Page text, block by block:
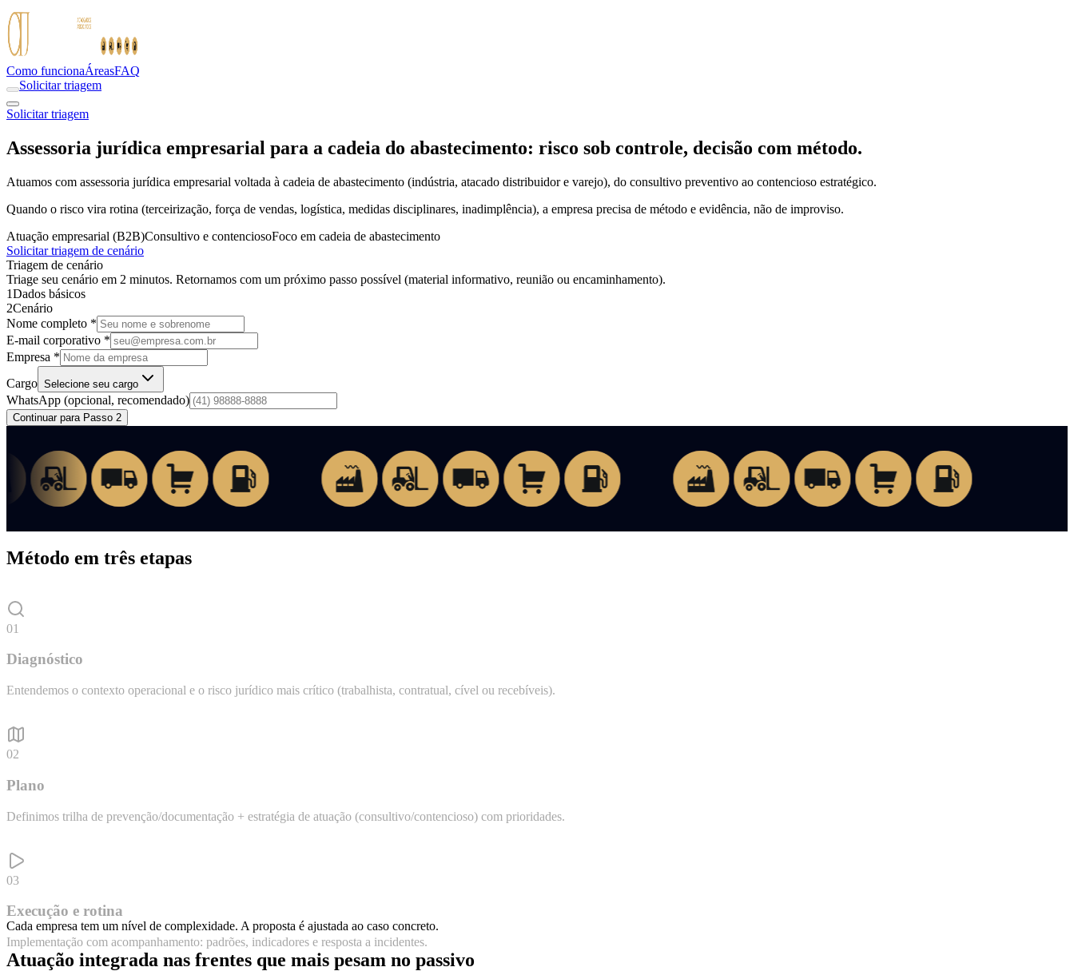
Como funcionaÁreasFAQ
Solicitar triagem
Solicitar triagem
Assessoria jurídica empresarial para a cadeia do abastecimento: risco sob controle, decisão com método.
Atuamos com assessoria jurídica empresarial voltada à cadeia de abastecimento (indústria, atacado distribuidor e varejo), do consultivo preventivo ao contencioso estratégico.
Quando o risco vira rotina (terceirização, força de vendas, logística, medidas disciplinares, inadimplência), a empresa precisa de método e evidência, não de improviso.
Atuação empresarial (B2B)Consultivo e contenciosoFoco em cadeia de abastecimento
Solicitar triagem de cenário
Triagem de cenário
Triage seu cenário em 2 minutos. Retornamos com um próximo passo possível (material informativo, reunião ou encaminhamento).
1Dados básicos
2Cenário
Nome completo *
E-mail corporativo *
Empresa *
Cargo Selecione seu cargo
WhatsApp (opcional, recomendado)
Continuar para Passo 2
Método em três etapas
01
Diagnóstico
Entendemos o contexto operacional e o risco jurídico mais crítico (trabalhista, contratual, cível ou recebíveis).
02
Plano
Definimos trilha de prevenção/documentação + estratégia de atuação (consultivo/contencioso) com prioridades.
03
Execução e rotina
Implementação com acompanhamento: padrões, indicadores e resposta a incidentes.
Cada empresa tem um nível de complexidade. A proposta é ajustada ao caso concreto.
Atuação integrada nas frentes que mais pesam no passivo